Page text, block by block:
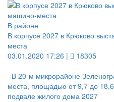
В районе
В корпусе 2027 в Крюково
места
03.01.2020 17:26 |
18305
В 20-м микрорайоне
места, площадью от 9,7 до
подвале жилого дома 2027